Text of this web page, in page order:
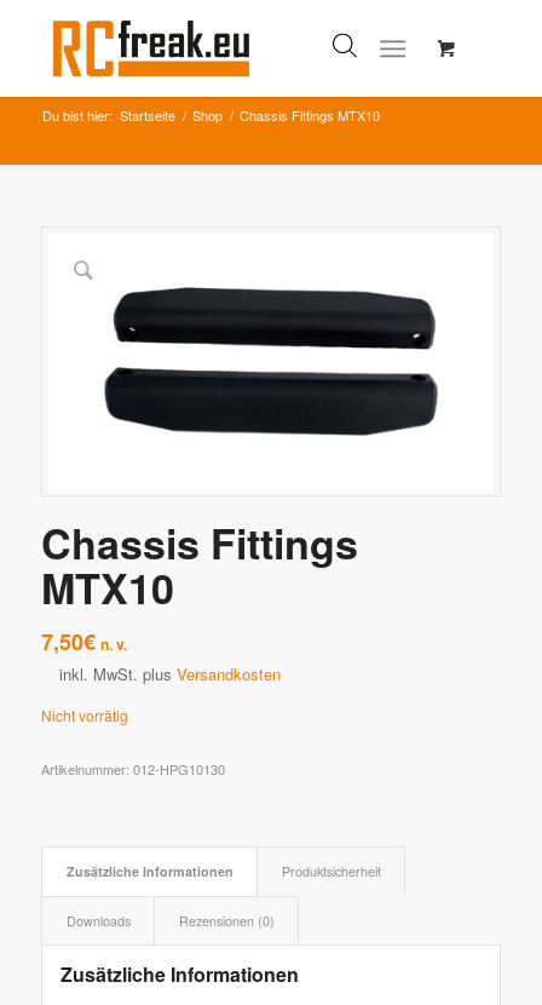
Du bist hier: Startseite / Shop / Chassis Fittings MTX10
Chassis Fittings
MTX10
7,50€ n. v.
inkl. MwSt. plus Versandkosten
Nicht vorrätig
Artikelnummer: 012-HPG10130
Zusätzliche Informationen Produktsicherheit
Downloads Rezensionen (0)
Zusätzliche Informationen